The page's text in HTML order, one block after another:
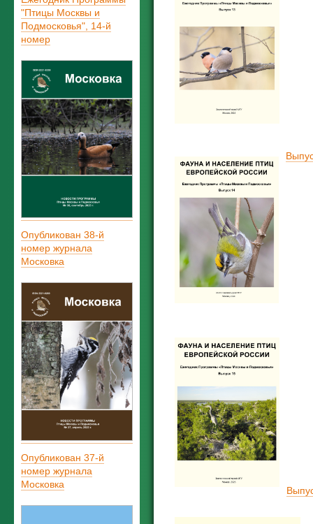
"Птицы Москвы и
Подмосковья", 14-й
номер
Опубликован 38-й
номер журнала
Московка
Опубликован 37-й
номер журнала
Московка